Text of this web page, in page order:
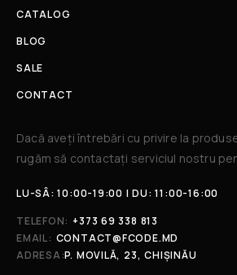
CATALOG
BLOG
SALE
CONTACT
Dacă aveți întrebări cu privire la
rugăm să contactați serviciul nostru
LU-SÂ: 10:00-19:00 | DU: 11:00-16:00
TELEFON: +373 69 338 813
EMAIL: CONTACT@FCODE.MD
ADRESA:P. MOVILĂ, 23, CHIȘINĂU